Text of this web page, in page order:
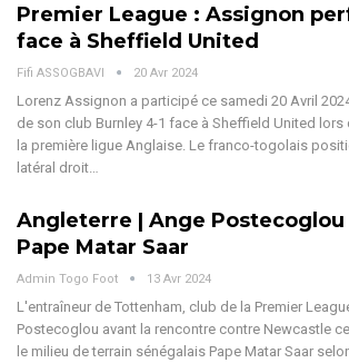
Premier League : Assignon
face à Sheffield United
Fifi ASSOGBAVI 20 Avr 2024
Lorenz Assignon a participé ce samedi 20 Avril
de son club Burnley 4-1 face à Sheffield United lors
la première ligue Anglaise. Le franco-togolais
latéral droit
Angleterre | Ange Postecoglou
Pape Matar Saar
Admin Togo Foot 13 Avr 2024
L'entraîneur de Tottenham, club de la Premier
Postecoglou avant la rencontre contre Newcastle
le milieu de terrain sénégalais Pape Matar Saar